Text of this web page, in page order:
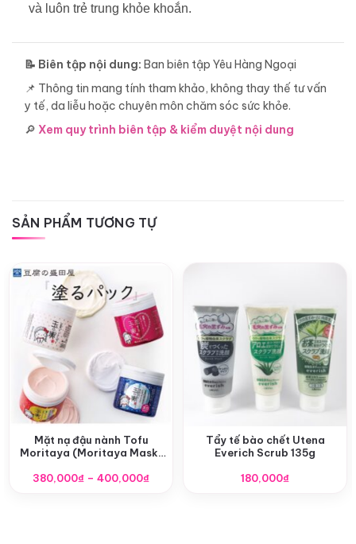
và luôn trẻ trung khỏe khoắn.
📝 Biên tập nội dung: Ban biên tập Yêu Hàng Ngoại
📌 Thông tin mang tính tham khảo, không thay thế tư vấn
y tế, da liễu hoặc chuyên môn chăm sóc sức khỏe.
🔎 Xem quy trình biên tập & kiểm duyệt nội dung
SẢN PHẨM TƯƠNG TỰ
Mặt nạ đậu nành Tofu
Moritaya (Moritaya Mask)
380,000₫ – 400,000₫Khoảng
Tẩy tế bào chết Utena
Everich Scrub 135g
180,000₫